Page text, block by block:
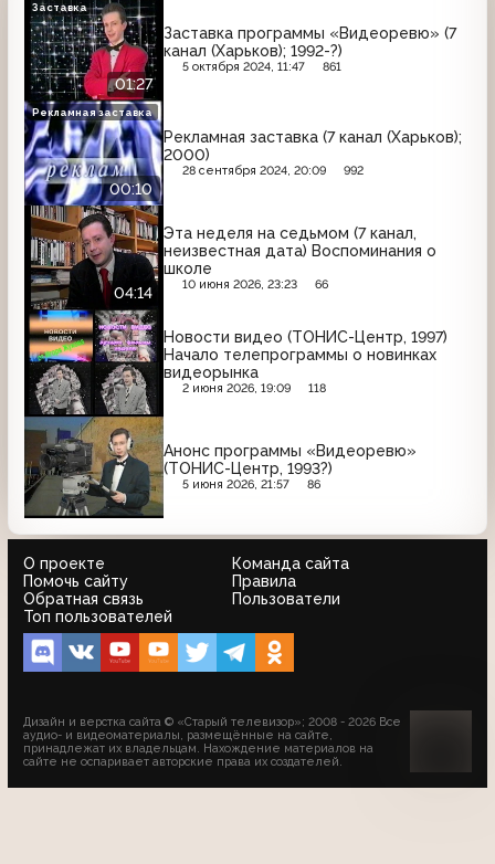
01:27
Заставка программы «Видеоревю» (7
канал (Харьков); 1992-?)
5 октября 2024, 11:47 861
Заставка
00:10
Рекламная заставка (7 канал (Харьков);
2000)
28 сентября 2024, 20:09 992
Рекламная заставка
04:14
Эта неделя на седьмом (7 канал,
неизвестная дата) Воспоминания о
школе
10 июня 2026, 23:23 66
Новости видео (ТОНИС-Центр, 1997)
Начало телепрограммы о новинках
видеорынка
2 июня 2026, 19:09 118
Анонс программы «Видеоревю»
(ТОНИС-Центр, 1993?)
5 июня 2026, 21:57 86
О проекте
Команда сайта
Помочь сайту
Правила
Обратная связь
Пользователи
Топ пользователей
Дизайн и верстка сайта © «Старый телевизор»; 2008 - 2026 Все
аудио- и видеоматериалы, размещённые на сайте,
принадлежат их владельцам. Нахождение материалов на
сайте не оспаривает авторские права их создателей.